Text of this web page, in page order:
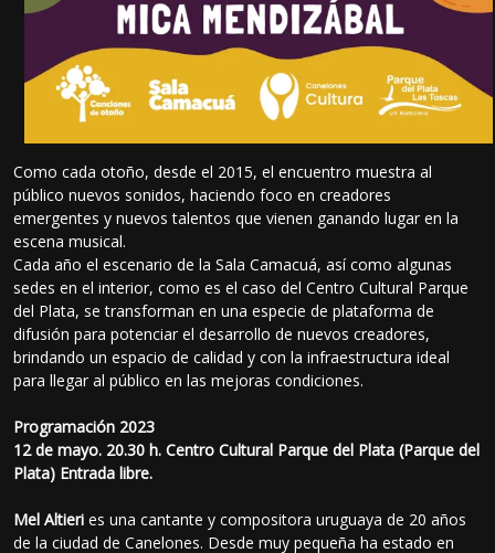
Como cada otoño, desde el 2015, el encuentro muestra al
público nuevos sonidos, haciendo foco en creadores
emergentes y nuevos talentos que vienen ganando lugar en la
escena musical.
Cada año el escenario de la Sala Camacuá, así como algunas
sedes en el interior, como es el caso del Centro Cultural Parque
del Plata, se transforman en una especie de plataforma de
difusión para potenciar el desarrollo de nuevos creadores,
brindando un espacio de calidad y con la infraestructura ideal
para llegar al público en las mejoras condiciones.
Programación 2023
12 de mayo. 20.30 h. Centro Cultural Parque del Plata (Parque del
Plata) Entrada libre.
Mel Altieri es una cantante y compositora uruguaya de 20 años
de la ciudad de Canelones. Desde muy pequeña ha estado en